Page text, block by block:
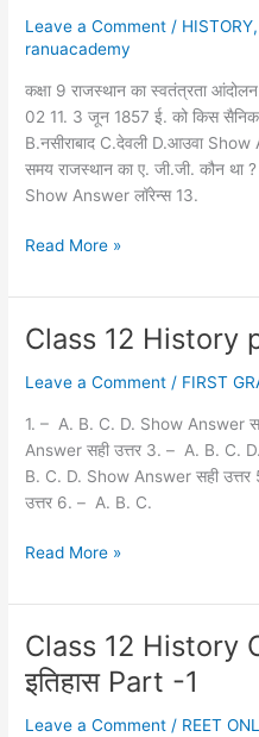
pdf
1857
की
क्रांति
)
Leave a Comment / HISTORY,
ranuacademy
कक्षा 9 राजस्थान का स्वतंत्रता
02 11. 3 जून 1857 ई. को किस सैनिक
B.नसीराबाद C.देवली D.आउवा
समय राजस्थान का ए. जी.जी. कौन था ?
Show Answer लॉरेन्स 13.
कक्षा
राजस्थान
का
स्वतंत्रता
आंदोलन
शौर्य
परम्परा
–
भाग
Read More »
Class 12 History
Leave a Comment / FIRST
1. – A. B. C. D. Show Answer
Answer सही उत्तर 3. – A. B. C.
B. C. D. Show Answer सही
उत्तर 6. – A. B. C.
Class
History
part
-3
Read More »
Class 12 History
इतिहास Part -1
Leave a Comment / REET